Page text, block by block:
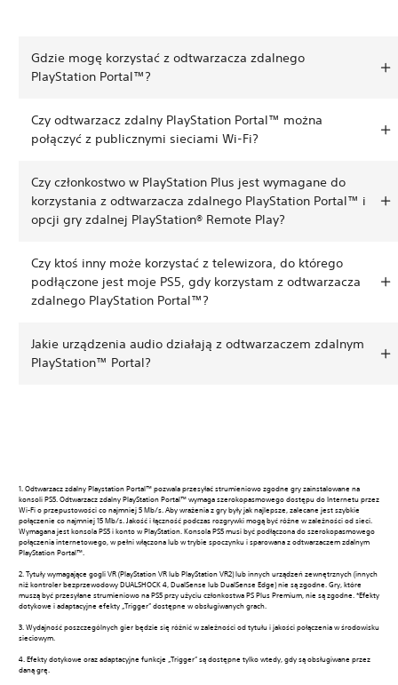
Gdzie mogę korzystać z odtwarzacza zdalnego
PlayStation Portal™?
Czy odtwarzacz zdalny PlayStation Portal™ można
połączyć z publicznymi sieciami Wi-Fi?
Czy członkostwo w PlayStation Plus jest wymagane do
korzystania z odtwarzacza zdalnego PlayStation Portal™ i
opcji gry zdalnej PlayStation® Remote Play?
Czy ktoś inny może korzystać z telewizora, do którego
podłączone jest moje PS5, gdy korzystam z odtwarzacza
zdalnego PlayStation Portal™?
Jakie urządzenia audio działają z odtwarzaczem zdalnym
PlayStation™ Portal?
1. Odtwarzacz zdalny Playstation Portal™ pozwala przesyłać strumieniowo zgodne gry zainstalowane na
konsoli PS5. Odtwarzacz zdalny PlayStation Portal™ wymaga szerokopasmowego dostępu do Internetu przez
Wi-Fi o przepustowości co najmniej 5 Mb/s. Aby wrażenia z gry były jak najlepsze, zalecane jest szybkie
połączenie co najmniej 15 Mb/s. Jakość i łączność podczas rozgrywki mogą być różne w zależności od sieci.
Wymagana jest konsola PS5 i konto w PlayStation. Konsola PS5 musi być podłączona do szerokopasmowego
połączenia internetowego, w pełni włączona lub w trybie spoczynku i sparowana z odtwarzaczem zdalnym
PlayStation Portal™.
‎2. Tytuły wymagające gogli VR (PlayStation VR lub PlayStation VR2) lub innych urządzeń zewnętrznych (innych
niż kontroler bezprzewodowy DUALSHOCK 4, DualSense lub DualSense Edge) nie są zgodne. Gry, które
muszą być przesyłane strumieniowo na PS5 przy użyciu członkostwa PS Plus Premium, nie są zgodne. *Efekty
dotykowe i adaptacyjne efekty „Trigger” dostępne w obsługiwanych grach.
‎3. Wydajność poszczególnych gier będzie się różnić w zależności od tytułu i jakości połączenia w środowisku
sieciowym.
4. Efekty dotykowe oraz adaptacyjne funkcje „Trigger” są dostępne tylko wtedy, gdy są obsługiwane przez
daną grę.